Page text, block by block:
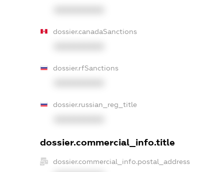
dossier.canadaSanctions
dossier.rfSanctions
dossier.russian_reg_title
dossier.commercial_info.title
dossier.commercial_info.postal_address